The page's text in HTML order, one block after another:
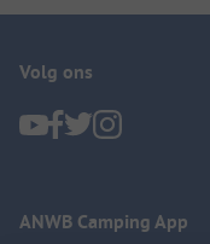
Volg ons
ANWB Camping App